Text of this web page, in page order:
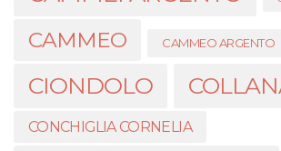
CAMMEO CAMMEO ARGENTO
CIONDOLO
CONCHIGLIA CORNELIA